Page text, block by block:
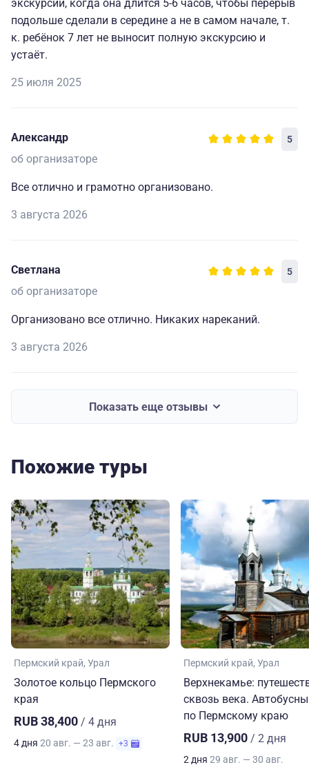
экскурсии, когда она длится 5-6 часов, чтобы перерыв
подольше сделали в середине а не в самом начале, т.
к. ребёнок 7 лет не выносит полную экскурсию и
устаёт.
25 июля 2025
Александр 5
об организаторе
Все отлично и грамотно организовано.
3 августа 2026
Светлана 5
об организаторе
Организовано все отлично. Никаких нареканий.
3 августа 2026
Показать еще отзывы
Похожие туры
Пермский край Урал
Золотое кольцо Пермского
края
RUB 38,400 / 4 дня
4 дня 20 авг. — 23 авг. +3
Пермский край Урал
Верхнекамье:
сквозь века.
по Пермскому краю
RUB 13,900 / 2 дня
2 дня 29 авг. — 30 авг.